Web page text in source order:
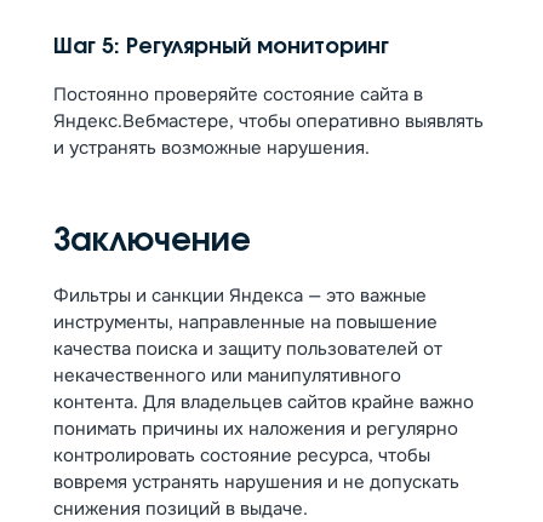
Шаг 5: Регулярный мониторинг
Постоянно проверяйте состояние сайта в
Яндекс.Вебмастере, чтобы оперативно выявлять
и устранять возможные нарушения.
Заключение
Фильтры и санкции Яндекса — это важные
инструменты, направленные на повышение
качества поиска и защиту пользователей от
некачественного или манипулятивного
контента. Для владельцев сайтов крайне важно
понимать причины их наложения и регулярно
контролировать состояние ресурса, чтобы
вовремя устранять нарушения и не допускать
снижения позиций в выдаче.